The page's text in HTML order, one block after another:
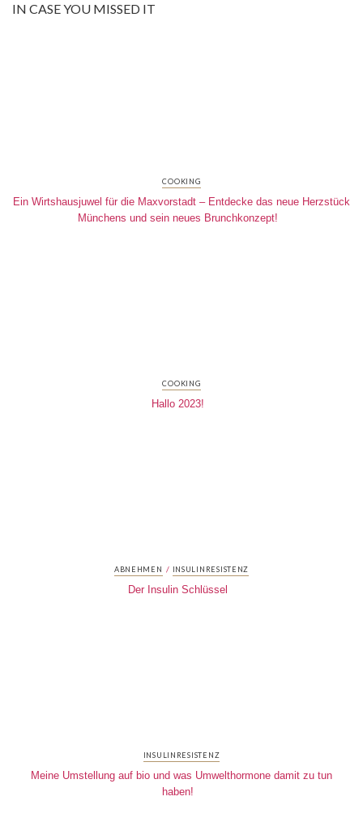
IN CASE YOU MISSED IT
COOKING
Ein Wirtshausjuwel für die Maxvorstadt – Entdecke das neue Herzstück
Münchens und sein neues Brunchkonzept!
COOKING
Hallo 2023!
ABNEHMEN / INSULINRESISTENZ
Der Insulin Schlüssel
INSULINRESISTENZ
Meine Umstellung auf bio und was Umwelthormone damit zu tun
haben!